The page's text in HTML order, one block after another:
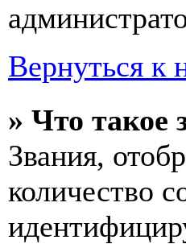
Вернуться к
» Что такое
Звания,
количество